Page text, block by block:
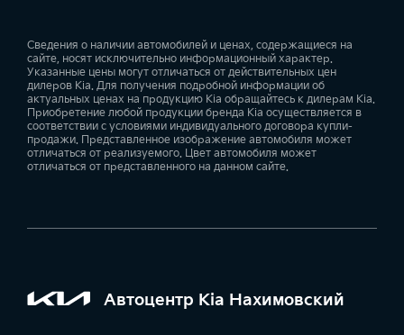
Сведения о наличии автомобилей и ценах, содержащиеся на
сайте, носят исключительно информационный характер.
Указанные цены могут отличаться от действительных цен
дилеров Kia. Для получения подробной информации об
актуальных ценах на продукцию Kia обращайтесь к дилерам Kia.
Приобретение любой продукции бренда Kia осуществляется в
соответствии с условиями индивидуального договора купли-
продажи. Представленное изображение автомобиля может
отличаться от реализуемого. Цвет автомобиля может
отличаться от представленного на данном сайте.
Автоцентр Kia Нахимовский